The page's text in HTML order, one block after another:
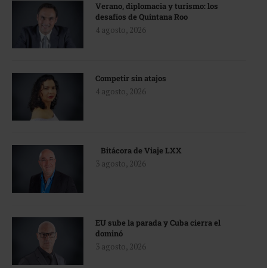
Verano, diplomacia y turismo: los
desafíos de Quintana Roo
4 agosto, 2026
Competir sin atajos
4 agosto, 2026
Bitácora de Viaje LXX
3 agosto, 2026
EU sube la parada y Cuba cierra el
dominó
3 agosto, 2026